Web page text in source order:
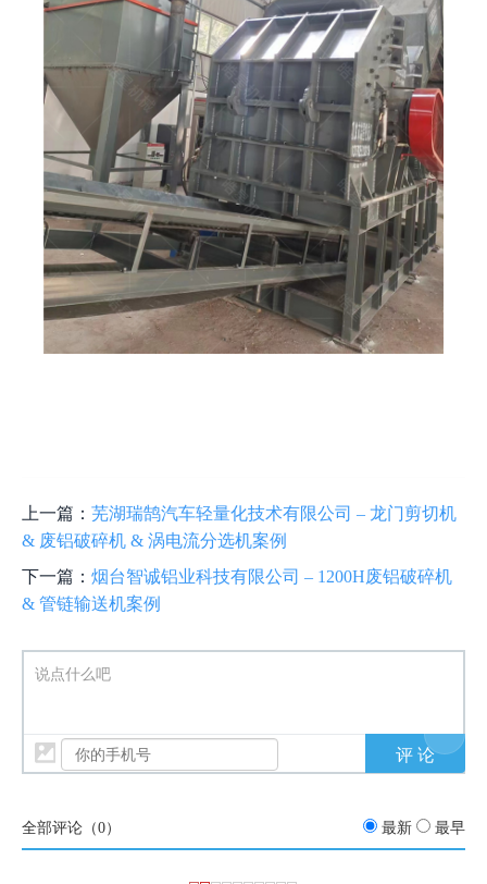
上一篇： 芜湖瑞鹄汽车轻量化技术有限公司 – 龙门剪切机
& 废铝破碎机 & 涡电流分选机案例
下一篇： 烟台智诚铝业科技有限公司 – 1200H废铝破碎机
& 管链输送机案例
说点什么吧
全部评论（0） 最新 最早